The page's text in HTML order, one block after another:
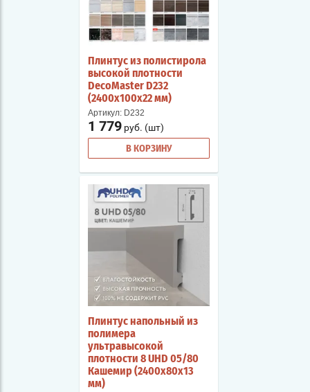
Плинтус из полистирола
высокой плотности
DecoMaster D232
(2400х100х22 мм)
Артикул: D232
1 779 руб. (шт)
В КОРЗИНУ
Плинтус напольный из
полимера
ультравысокой
плотности 8 UHD 05/80
Кашемир (2400х80х13
мм)